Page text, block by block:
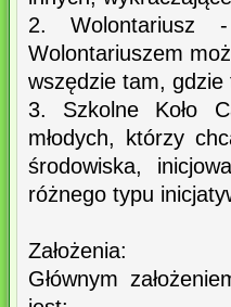
2. Wolontariusz
Wolontariuszem
wszędzie tam,
3. Szkolne Koło
młodych, którzy
środowiska,
różnego typu
Założenia:
Głównym